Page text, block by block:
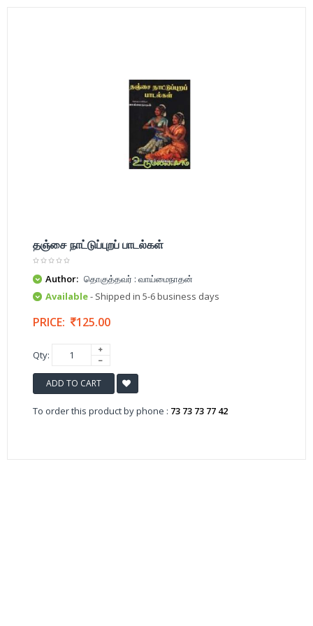
தஞ்சை நாட்டுப்புறப் பாடல்கள்
Author: தொகுத்தவர் : வாய்மைநாதன்
Available- Shipped in 5-6 business days
PRICE: 125.00
Qty:
ADD TO CART
To order this product by phone : 73 73 73 77 42